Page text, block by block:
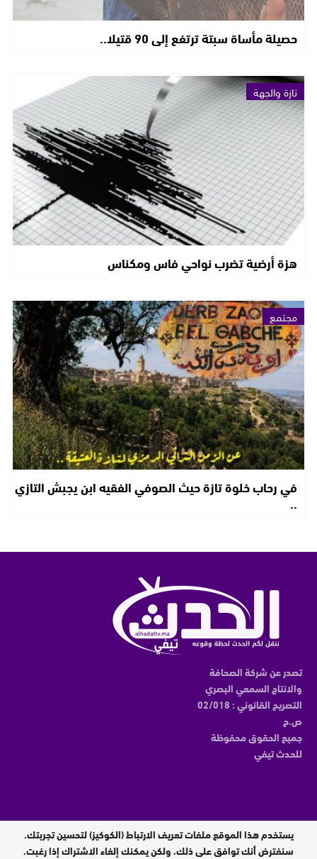
حصيلة مأساة سبتة ترتفع إلى 90 قتيلا..
تازة والجهة
هزة أرضية تضرب نواحي فاس ومكناس
مجتمع
في رحاب خلوة تازة حيث الصوفي الفقيه ابن يجبش التازي
..
تصدر عن شركة الصحافة
والانتاج السمعي البصري
التصريح القانوني : 02/018
ص.ح
جميع الحقوق محفوظة
للحدث تيفي
مدير النشر : عبدالقادر الوالي
يستخدم هذا الموقع ملفات تعريف الارتباط (الكوكيز) لتحسين تجربتك.
سنفترض أنك توافق على ذلك، ولكن يمكنك إلغاء الاشتراك إذا رغبت.